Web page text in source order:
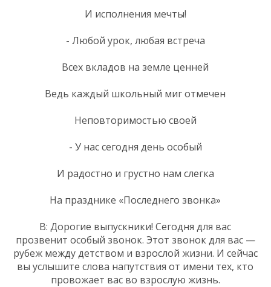
И исполнения мечты!
- Любой урок, любая встреча
Всех вкладов на земле ценней
Ведь каждый школьный миг отмечен
Неповторимостью своей
- У нас сегодня день особый
И радостно и грустно нам слегка
На празднике «Последнего звонка»
В: Дорогие выпускники! Сегодня для вас
прозвенит особый звонок. Этот звонок для вас —
рубеж между детством и взрослой жизни. И сейчас
вы услышите слова напутствия от имени тех, кто
провожает вас во взрослую жизнь.